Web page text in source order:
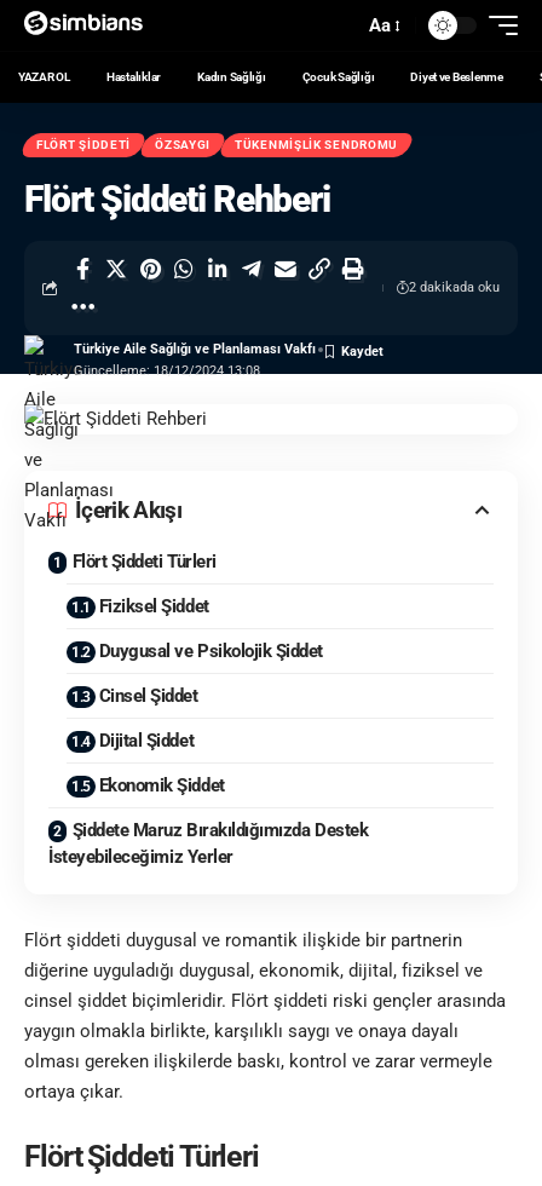
Aa
YAZAR OL Hastalıklar Kadın Sağlığı Çocuk Sağlığı Diyet ve Beslenme
FLÖRT ŞIDDETI ÖZSAYGI TÜKENMIŞLIK SENDROMU
Flört Şiddeti Rehberi
Güncelleme: 18/12/2024 13:08
Türkiye Aile Sağlığı ve Planlaması Vakfı
2 dakikada oku
İçerik Akışı
Flört Şiddeti Türleri
Fiziksel Şiddet
Duygusal ve Psikolojik Şiddet
Cinsel Şiddet
Dijital Şiddet
Ekonomik Şiddet
Şiddete Maruz Bırakıldığımızda Destek
İsteyebileceğimiz Yerler
Flört şiddeti duygusal ve romantik ilişkide bir partnerin
diğerine uyguladığı duygusal, ekonomik, dijital, fiziksel ve
cinsel şiddet biçimleridir. Flört şiddeti riski gençler arasında
yaygın olmakla birlikte, karşılıklı saygı ve onaya dayalı
olması gereken ilişkilerde baskı, kontrol ve zarar vermeyle
ortaya çıkar.
Flört Şiddeti Türleri